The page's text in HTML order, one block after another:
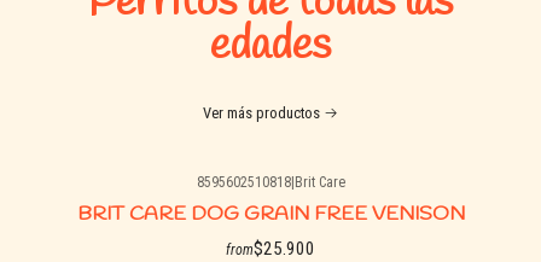
edades
Ver más productos
8595602510818| Brit Care
BRIT CARE DOG GRAIN FREE VENISON
from$25.900